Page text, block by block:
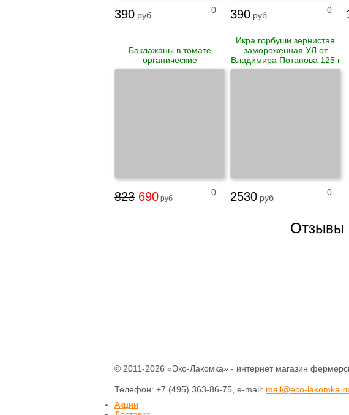
390 руб
0 390 руб
0
Баклажаны в томате
органические
823 690 руб
0
Икра горбуши зернистая
замороженная УЛ от
Владимира Потапова 125 г
2530 руб
0
Отзывы
© 2011-2026 «Эко-Лакомка» - интернет магазин
Телефон: +7 (495) 363-86-75, e-mail: mail@eco-lakomka.ru
Акции